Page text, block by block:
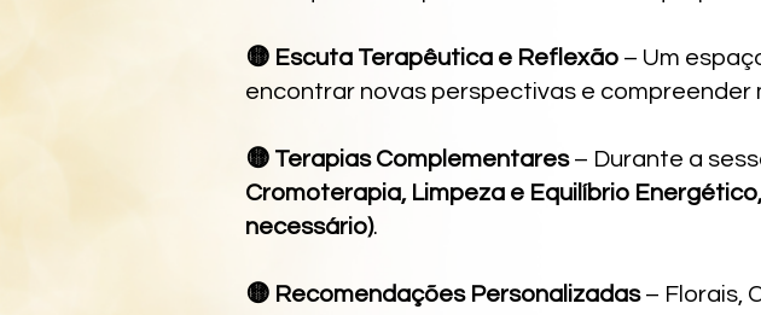
🟡 Escuta Terapêutica e Reflexão – Um
encontrar novas perspectivas e compreender
🟡 Terapias Complementares– Durante a
Cromoterapia, Limpeza e Equilíbrio
necessário).
🟡 Recomendações Personalizadas– Florais,